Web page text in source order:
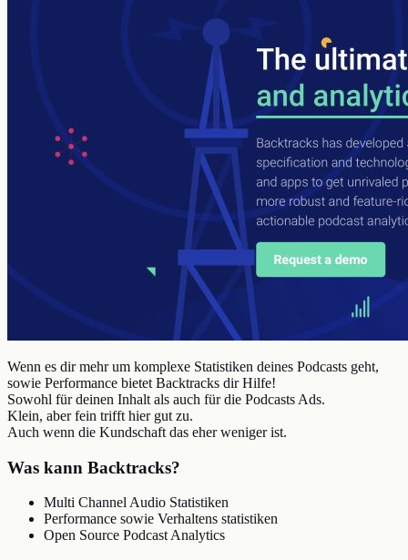
Wenn es dir mehr um komplexe Statistiken deines Podcasts geht,
sowie Performance bietet Backtracks dir Hilfe!
Sowohl für deinen Inhalt als auch für die Podcasts Ads.
Klein, aber fein trifft hier gut zu.
Auch wenn die Kundschaft das eher weniger ist.
Was kann Backtracks?
Multi Channel Audio Statistiken
Performance sowie Verhaltens statistiken
Open Source Podcast Analytics